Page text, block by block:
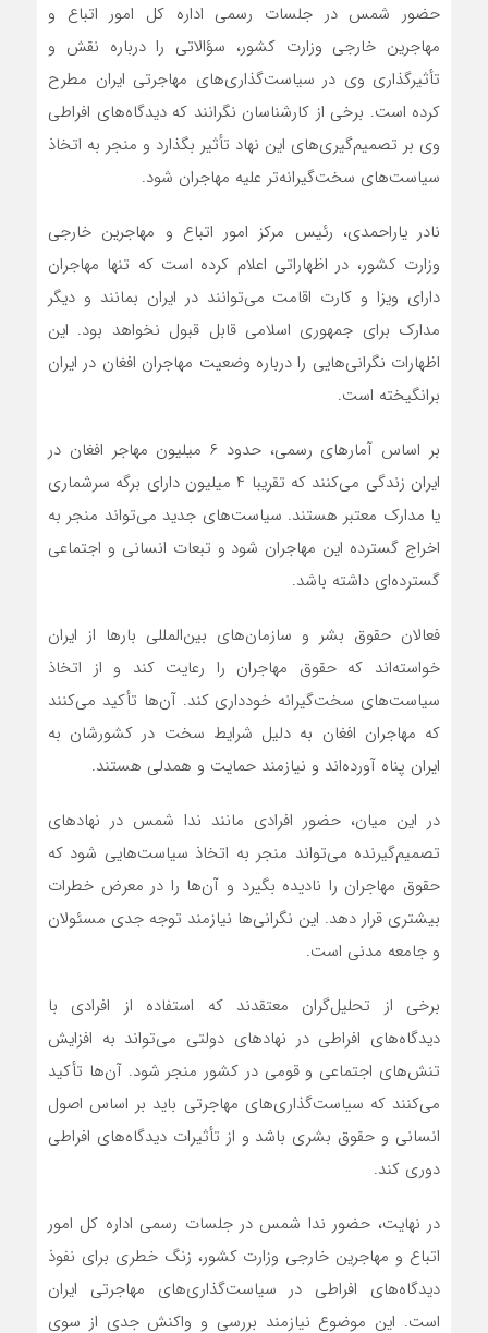
حضور شمس در جلسات رسمی اداره کل امور اتباع و
مهاجرین خارجی وزارت کشور، سؤالاتی را درباره نقش و
تأثیرگذاری وی در سیاست‌گذاری‌های مهاجرتی ایران مطرح
کرده است. برخی از کارشناسان نگرانند که دیدگاه‌های افراطی
وی بر تصمیم‌گیری‌های این نهاد تأثیر بگذارد و منجر به اتخاذ
سیاست‌های سخت‌گیرانه‌تر علیه مهاجران شود.
نادر یاراحمدی، رئیس مرکز امور اتباع و مهاجرین خارجی
وزارت کشور، در اظهاراتی اعلام کرده است که تنها مهاجران
دارای ویزا و کارت اقامت می‌توانند در ایران بمانند و دیگر
مدارک برای جمهوری اسلامی قابل قبول نخواهد بود. این
اظهارات نگرانی‌هایی را درباره وضعیت مهاجران افغان در ایران
برانگیخته است.
بر اساس آمارهای رسمی، حدود ۶ میلیون مهاجر افغان در
ایران زندگی می‌کنند که تقریبا ۴ میلیون دارای برگه سرشماری
یا مدارک معتبر هستند. سیاست‌های جدید می‌تواند منجر به
اخراج گسترده این مهاجران شود و تبعات انسانی و اجتماعی
گسترده‌ای داشته باشد.
فعالان حقوق بشر و سازمان‌های بین‌المللی بارها از ایران
خواسته‌اند که حقوق مهاجران را رعایت کند و از اتخاذ
سیاست‌های سخت‌گیرانه خودداری کند. آن‌ها تأکید می‌کنند
که مهاجران افغان به دلیل شرایط سخت در کشورشان به
ایران پناه آورده‌اند و نیازمند حمایت و همدلی هستند.
در این میان، حضور افرادی مانند ندا شمس در نهادهای
تصمیم‌گیرنده می‌تواند منجر به اتخاذ سیاست‌هایی شود که
حقوق مهاجران را نادیده بگیرد و آن‌ها را در معرض خطرات
بیشتری قرار دهد. این نگرانی‌ها نیازمند توجه جدی مسئولان
و جامعه مدنی است.
برخی از تحلیل‌گران معتقدند که استفاده از افرادی با
دیدگاه‌های افراطی در نهادهای دولتی می‌تواند به افزایش
تنش‌های اجتماعی و قومی در کشور منجر شود. آن‌ها تأکید
می‌کنند که سیاست‌گذاری‌های مهاجرتی باید بر اساس اصول
انسانی و حقوق بشری باشد و از تأثیرات دیدگاه‌های افراطی
دوری کند.
در نهایت، حضور ندا شمس در جلسات رسمی اداره کل امور
اتباع و مهاجرین خارجی وزارت کشور، زنگ خطری برای نفوذ
دیدگاه‌های افراطی در سیاست‌گذاری‌های مهاجرتی ایران
است. این موضوع نیازمند بررسی و واکنش جدی از سوی